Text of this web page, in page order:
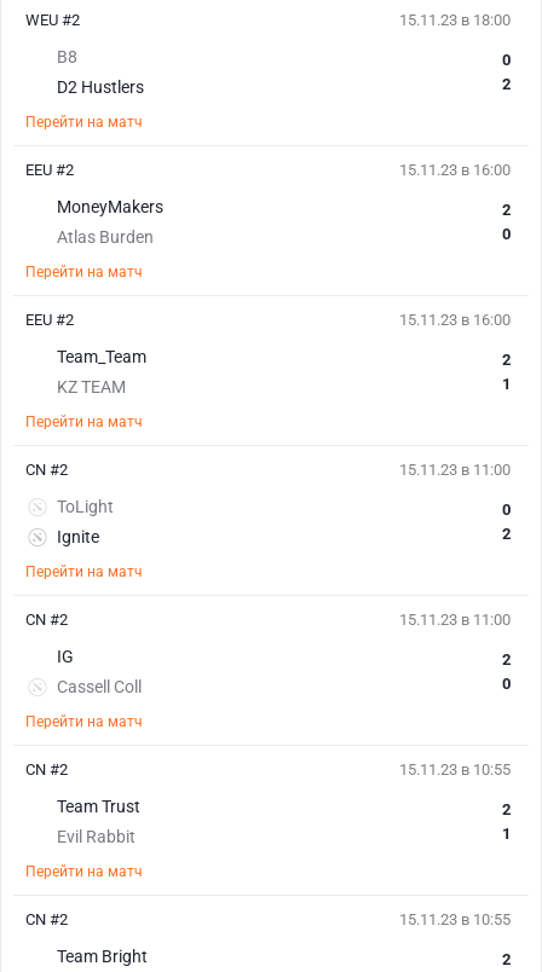
15.11.23 в 18:00
B8
D2 Hustlers
0
2
Перейти на матч
WEU #2
15.11.23 в 16:00
MoneyMakers
Atlas Burden
2
0
Перейти на матч
EEU #2
15.11.23 в 16:00
Team_Team
KZ TEAM
2
1
Перейти на матч
EEU #2
15.11.23 в 11:00
ToLight
Ignite
0
2
Перейти на матч
CN #2
15.11.23 в 11:00
IG
Cassell Coll
2
0
Перейти на матч
CN #2
15.11.23 в 10:55
Team Trust
Evil Rabbit
2
1
Перейти на матч
CN #2
15.11.23 в 10:55
Team Bright
2
CN #2